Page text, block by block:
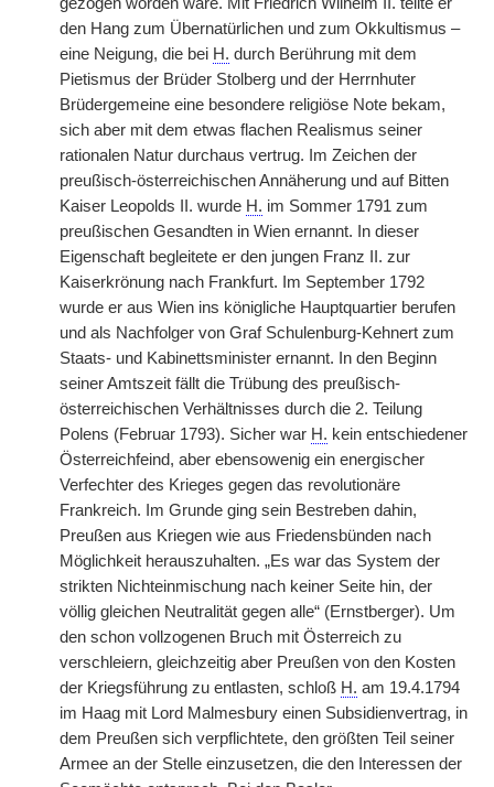
den Hang zum Übernatürlichen und zum Okkultismus –
eine Neigung, die bei H. durch Berührung mit dem
Pietismus der Brüder Stolberg und der Herrnhuter
Brüdergemeine eine besondere religiöse Note bekam,
sich aber mit dem etwas flachen Realismus seiner
rationalen Natur durchaus vertrug. Im Zeichen der
preußisch-österreichischen Annäherung und auf Bitten
Kaiser Leopolds II. wurde H. im Sommer 1791 zum
preußischen Gesandten in Wien ernannt. In dieser
Eigenschaft begleitete er den jungen Franz II. zur
Kaiserkrönung nach Frankfurt. Im September 1792
wurde er aus Wien ins königliche Hauptquartier berufen
und als Nachfolger von Graf Schulenburg-Kehnert zum
Staats- und Kabinettsminister ernannt. In den Beginn
seiner Amtszeit fällt die Trübung des preußisch-
österreichischen Verhältnisses durch die 2. Teilung
Polens (Februar 1793). Sicher war H. kein entschiedener
Österreichfeind, aber ebensowenig ein energischer
Verfechter des Krieges gegen das revolutionäre
Frankreich. Im Grunde ging sein Bestreben dahin,
Preußen aus Kriegen wie aus Friedensbünden nach
Möglichkeit herauszuhalten. „Es war das System der
strikten Nichteinmischung nach keiner Seite hin, der
völlig gleichen Neutralität gegen alle“ (Ernstberger). Um
den schon vollzogenen Bruch mit Österreich zu
verschleiern, gleichzeitig aber Preußen von den Kosten
der Kriegsführung zu entlasten, schloß H. am 19.4.1794
im Haag mit Lord Malmesbury einen Subsidienvertrag, in
dem Preußen sich verpflichtete, den größten Teil seiner
Armee an der Stelle einzusetzen, die den Interessen der